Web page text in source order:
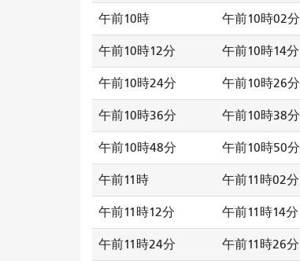
午前10時 午前10時02分
午前10時12分 午前10時14分
午前10時24分 午前10時26分
午前10時36分 午前10時38分
午前10時48分 午前10時50分
午前11時 午前11時02分
午前11時12分 午前11時14分
午前11時24分 午前11時26分